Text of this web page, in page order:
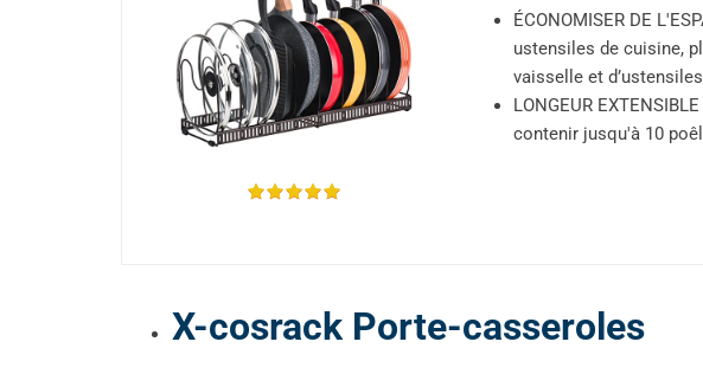
ÉCONOMISER DE
ustensiles de cuisine,
vaisselle et
LONGEUR
contenir jusqu'à 10
X-cosrack Porte-casseroles